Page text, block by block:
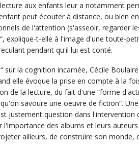
aux enfants leur a notamment
peut écouter à distance, ou bien
de l'attention (s'asseoir, regarder
explique-t-elle à l'image d'une toute-
pendant qu'il lui est conté.
sur la cognition incarnée, Cécile
elle évoque la prise en compte à la
de la lecture, du fait d'une “forme
savoure une oeuvre de fiction“.
justement question dans l'intervention
des albums et leurs auteurs
ailleurs, de construire son monde,